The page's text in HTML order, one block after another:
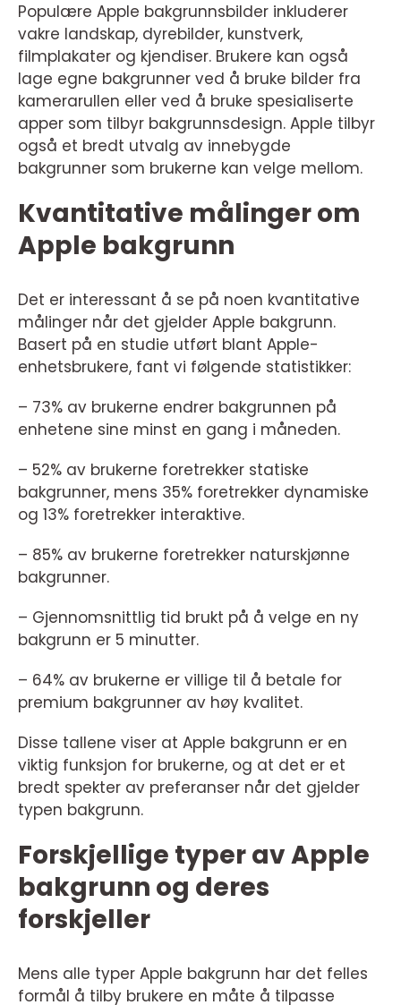
Populære Apple bakgrunnsbilder inkluderer
vakre landskap, dyrebilder, kunstverk,
filmplakater og kjendiser. Brukere kan også
lage egne bakgrunner ved å bruke bilder fra
kamerarullen eller ved å bruke spesialiserte
apper som tilbyr bakgrunnsdesign. Apple tilbyr
også et bredt utvalg av innebygde
bakgrunner som brukerne kan velge mellom.
Kvantitative målinger om
Apple bakgrunn
Det er interessant å se på noen kvantitative
målinger når det gjelder Apple bakgrunn.
Basert på en studie utført blant Apple-
enhetsbrukere, fant vi følgende statistikker:
– 73% av brukerne endrer bakgrunnen på
enhetene sine minst en gang i måneden.
– 52% av brukerne foretrekker statiske
bakgrunner, mens 35% foretrekker dynamiske
og 13% foretrekker interaktive.
– 85% av brukerne foretrekker naturskjønne
bakgrunner.
– Gjennomsnittlig tid brukt på å velge en ny
bakgrunn er 5 minutter.
– 64% av brukerne er villige til å betale for
premium bakgrunner av høy kvalitet.
Disse tallene viser at Apple bakgrunn er en
viktig funksjon for brukerne, og at det er et
bredt spekter av preferanser når det gjelder
typen bakgrunn.
Forskjellige typer av Apple
bakgrunn og deres
forskjeller
Mens alle typer Apple bakgrunn har det felles
formål å tilby brukere en måte å tilpasse